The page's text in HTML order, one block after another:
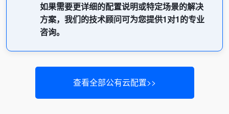
如果需要更详细的配置说明或特定场景的解决
方案，我们的技术顾问可为您提供1对1的专业
咨询。
查看全部公有云配置>>